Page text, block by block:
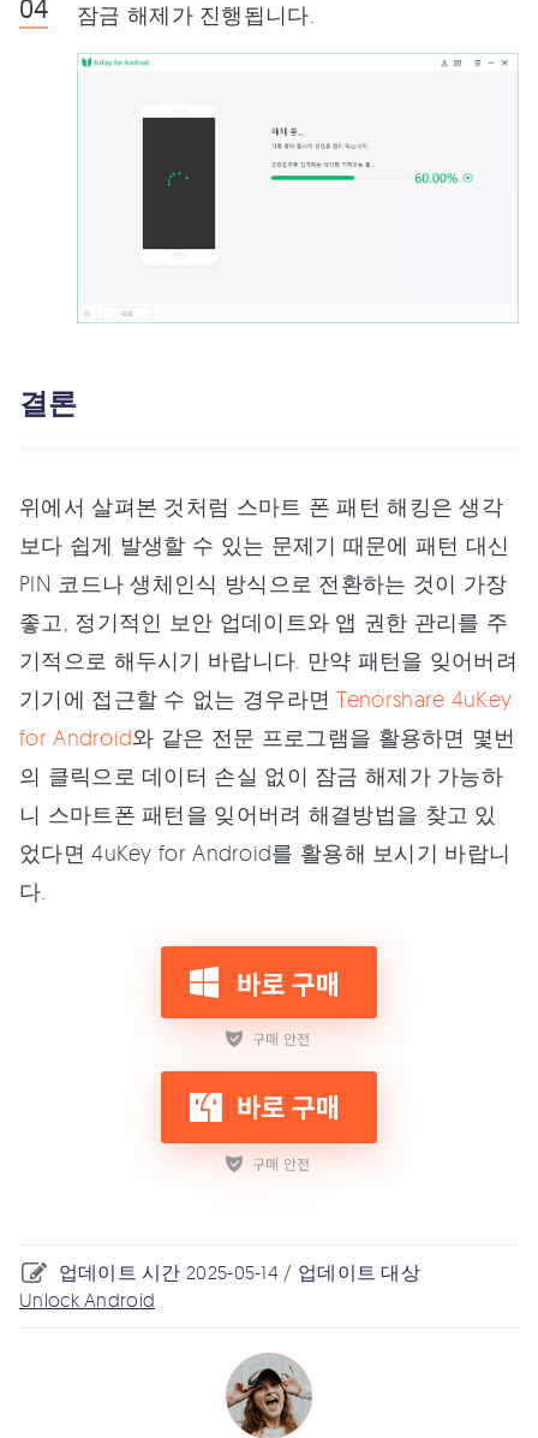
잠금 해제가 진행됩니다.
결론
위에서 살펴본 것처럼 스마트 폰 패턴 해킹은 생각
보다 쉽게 발생할 수 있는 문제기 때문에 패턴 대신
PIN 코드나 생체인식 방식으로 전환하는 것이 가장
좋고, 정기적인 보안 업데이트와 앱 권한 관리를 주
기적으로 해두시기 바랍니다. 만약 패턴을 잊어버려
기기에 접근할 수 없는 경우라면Tenorshare 4uKey
for Android와 같은 전문 프로그램을 활용하면 몇번
의 클릭으로 데이터 손실 없이 잠금 해제가 가능하
니 스마트폰 패턴을 잊어버려 해결방법을 찾고 있
었다면 4uKey for Android를 활용해 보시기 바랍니
다.
업데이트 시간 2025-05-14 / 업데이트 대상
Unlock Android